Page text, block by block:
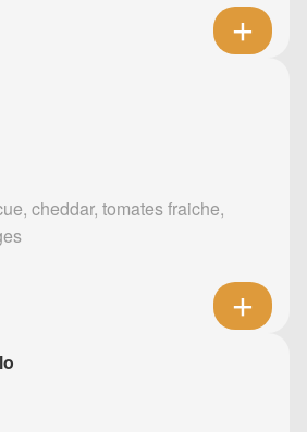
cheddar, tomates fraiche,